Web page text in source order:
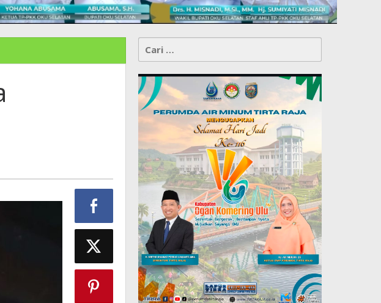
untuk: